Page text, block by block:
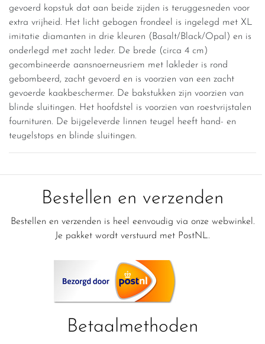
gevoerd kopstuk dat aan beide zijden is teruggesneden voor
extra vrijheid. Het licht gebogen frondeel is ingelegd met XL
imitatie diamanten in drie kleuren (Basalt/Black/Opal) en is
onderlegd met zacht leder. De brede (circa 4 cm)
gecombineerde aansnoerneusriem met lakleder is rond
gebombeerd, zacht gevoerd en is voorzien van een zacht
gevoerde kaakbeschermer. De bakstukken zijn voorzien van
blinde sluitingen. Het hoofdstel is voorzien van roestvrijstalen
fournituren. De bijgeleverde linnen teugel heeft hand- en
teugelstops en blinde sluitingen.
Bestellen en verzenden
Bestellen en verzenden is heel eenvoudig via onze webwinkel.
Je pakket wordt verstuurd met PostNL.
Betaalmethoden